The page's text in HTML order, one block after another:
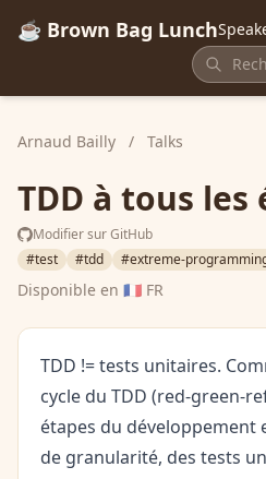
☕ Brown Bag Lunch
Arnaud Bailly / Talks
TDD à tous les
Modifier sur GitHub
#test
#tdd #extreme-
Disponible en 🇫🇷 FR
TDD != tests unitaires.
cycle du TDD (red-green-
étapes du développement
de granularité, des tests